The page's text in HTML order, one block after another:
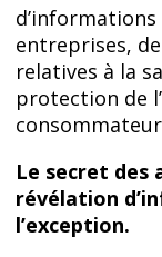
entreprises,
relatives à la
protection de
Le secret des
révélation
l’exception.